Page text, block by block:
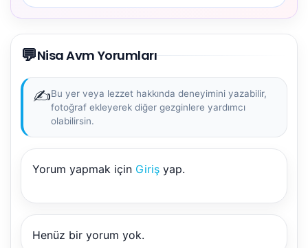
💬Nisa Avm Yorumları
✍️Bu yer veya lezzet hakkında deneyimini yazabilir,
fotoğraf ekleyerek diğer gezginlere yardımcı
olabilirsin.
Yorum yapmak için Giriş yap.
Henüz bir yorum yok.
NBY Akıllı Asistan
AI kullanmadan, sitedeki gerçek yerlerle akıllı rota
önerir.